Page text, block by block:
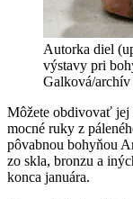
Autorka diel
výstavy pri
Galková/
Môžete obdivovať jej
mocné ruky z
pôvabnou bohyňou
zo skla, bronzu a
konca januára.